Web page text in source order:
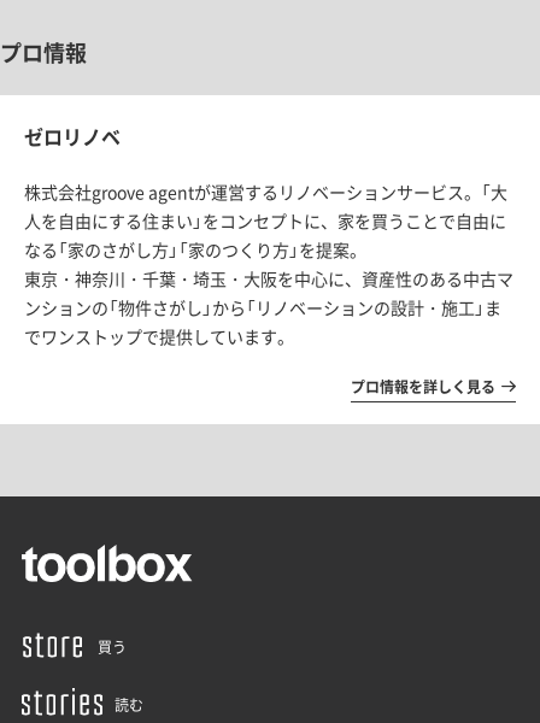
プロ情報
ゼロリノベ
株式会社groove agentが運営するリノベーションサービス。「大
人を自由にする住まい」をコンセプトに、家を買うことで自由に
なる「家のさがし方」「家のつくり方」を提案。
東京・神奈川・千葉・埼玉・大阪を中心に、資産性のある中古マ
ンションの「物件さがし」から「リノベーションの設計・施工」ま
でワンストップで提供しています。
プロ情報を詳しく見る
買う
読む